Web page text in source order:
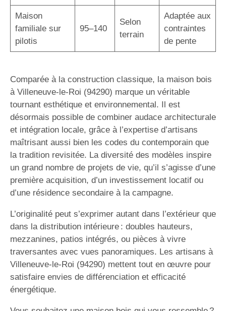
Maison
familiale sur
pilotis
95–140
Selon
terrain
Adaptée aux
contraintes
de pente
Comparée à la construction classique, la maison bois
à Villeneuve-le-Roi (94290) marque un véritable
tournant esthétique et environnemental. Il est
désormais possible de combiner audace architecturale
et intégration locale, grâce à l’expertise d’artisans
maîtrisant aussi bien les codes du contemporain que
la tradition revisitée. La diversité des modèles inspire
un grand nombre de projets de vie, qu’il s’agisse d’une
première acquisition, d’un investissement locatif ou
d’une résidence secondaire à la campagne.
L’originalité peut s’exprimer autant dans l’extérieur que
dans la distribution intérieure : doubles hauteurs,
mezzanines, patios intégrés, ou pièces à vivre
traversantes avec vues panoramiques. Les artisans à
Villeneuve-le-Roi (94290) mettent tout en œuvre pour
satisfaire envies de différenciation et efficacité
énergétique.